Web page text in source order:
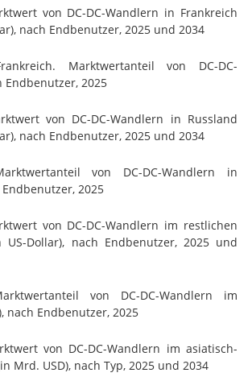
von DC-DC-Wandlern in Frankreich
nach Endbenutzer, 2025 und 2034
Marktwertanteil von DC-DC-
Endbenutzer, 2025
von DC-DC-Wandlern in Russland
nach Endbenutzer, 2025 und 2034
von DC-DC-Wandlern in
2025
von DC-DC-Wandlern im restlichen
US-Dollar), nach Endbenutzer, 2025 und
von DC-DC-Wandlern im
nach Endbenutzer, 2025
von DC-DC-Wandlern im asiatisch-
Mrd. USD), nach Typ, 2025 und 2034